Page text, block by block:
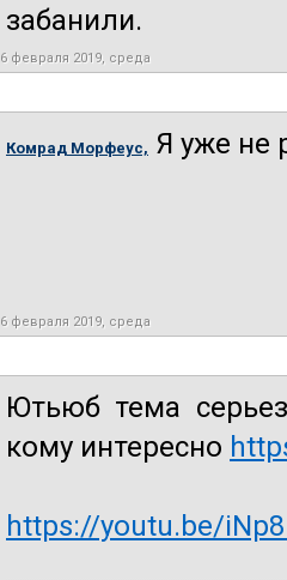
забанили.
6 февраля 2019, среда
Комрад Морфеус, Я уже не
6 февраля 2019, среда
Ютьюб тема
кому интересно
https://youtu.be/